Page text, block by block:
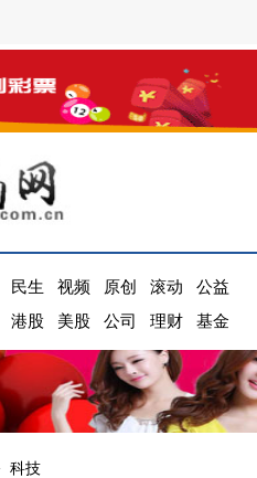
民生 视频 原创 滚动
公益
港股 美股 公司 理财 基金
科技